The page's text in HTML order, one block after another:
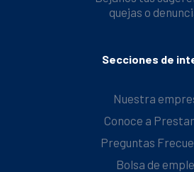
quejas o
Secciones de
Nuestra
Conoce a
Preguntas
Bolsa de